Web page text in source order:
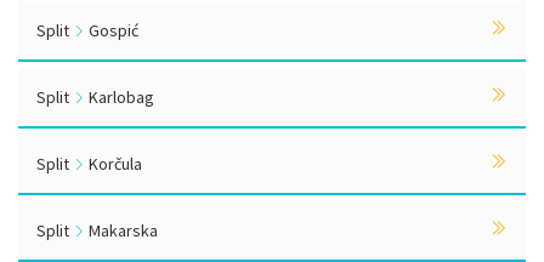
Split Gospić
Split Karlobag
Split Korčula
Split Makarska